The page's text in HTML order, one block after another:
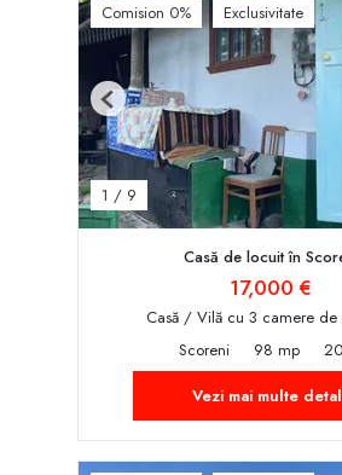
Comision 0% Exclusivitate
1 / 9
Previous
Casă de locuit în
17,000 €
Casă / Vilă cu 3 camere de
Scoreni
98 mp
Vezi mai multe